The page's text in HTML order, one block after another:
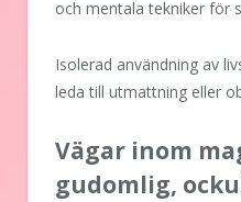
och mentala tekniker för
Isolerad användning av
leda till utmattning eller
Vägar inom
gudomlig,